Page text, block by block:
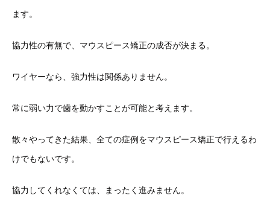
ます。
協力性の有無で、マウスピース矯正の成否が決まる。
ワイヤーなら、強力性は関係ありません。
常に弱い力で歯を動かすことが可能と考えます。
散々やってきた結果、全ての症例をマウスピース矯正で行えるわ
けでもないです。
協力してくれなくては、まったく進みません。